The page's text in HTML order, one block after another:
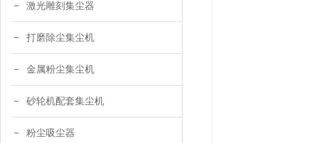
激光雕刻集尘器
打磨除尘集尘机
金属粉尘集尘机
砂轮机配套集尘机
粉尘吸尘器